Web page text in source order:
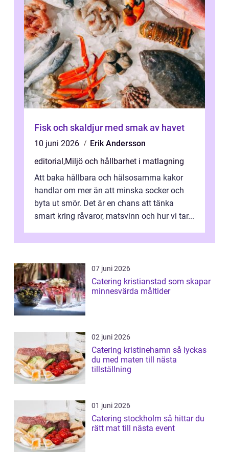
Fisk och skaldjur med smak av havet
10 juni 2026
Erik Andersson
editorial,Miljö och hållbarhet i matlagning
Att baka hållbara och hälsosamma kakor
handlar om mer än att minska socker och
byta ut smör. Det är en chans att tänka
smart kring råvaror, matsvinn och hur vi tar...
07 juni 2026
Catering kristianstad som skapar
minnesvärda måltider
02 juni 2026
Catering kristinehamn så lyckas
du med maten till nästa
tillställning
01 juni 2026
Catering stockholm så hittar du
rätt mat till nästa event